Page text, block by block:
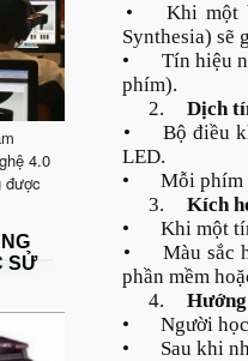
4.0
được
SỬ
•
Khi một
Synthesia) sẽ
•
Tín hiệu
phím).
2.
Dịch
•
Bộ điều
LED.
•
Mỗi phím
3.
Kích
•
Khi một
•
Màu sắc
phần mềm
4.
•
Người
•
Sau khi